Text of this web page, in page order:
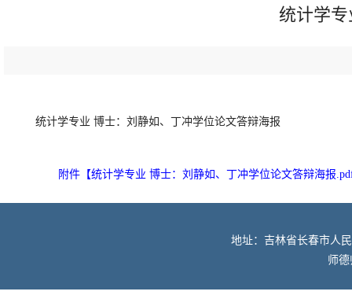
统计学
统计学专业 博士：刘静如、丁冲学位论文答辩海报
附件【统计学专业 博士：刘静如、丁冲学位论文答辩海报
地址：吉林省长春市人
师德